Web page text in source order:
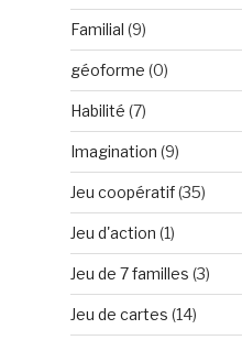
Familial (9)
géoforme (0)
Habilité (7)
Imagination (9)
Jeu coopératif(35)
Jeu d'action (1)
Jeu de 7 familles (3)
Jeu de cartes (14)